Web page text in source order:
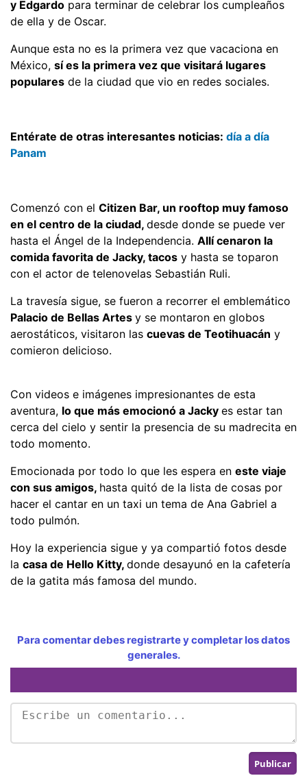
y Edgardo para terminar de celebrar los cumpleaños
de ella y de Oscar.
Aunque esta no es la primera vez que vacaciona en
México, sí es la primera vez que visitará lugares
populares de la ciudad que vio en redes sociales.
Entérate de otras interesantes noticias: día a día
Panam
Comenzó con el Citizen Bar, un rooftop muy famoso
en el centro de la ciudad, desde donde se puede ver
hasta el Ángel de la Independencia. Allí cenaron la
comida favorita de Jacky, tacos y hasta se toparon
con el actor de telenovelas Sebastián Ruli.
La travesía sigue, se fueron a recorrer el emblemático
Palacio de Bellas Artes y se montaron en globos
aerostáticos, visitaron las cuevas de Teotihuacán y
comieron delicioso.
Con videos e imágenes impresionantes de esta
aventura, lo que más emocionó a Jacky es estar tan
cerca del cielo y sentir la presencia de su madrecita en
todo momento.
Emocionada por todo lo que les espera en este viaje
con sus amigos, hasta quitó de la lista de cosas por
hacer el cantar en un taxi un tema de Ana Gabriel a
todo pulmón.
Hoy la experiencia sigue y ya compartió fotos desde
la casa de Hello Kitty, donde desayunó en la cafetería
de la gatita más famosa del mundo.
Para comentar debes registrarte y completar los datos
generales.